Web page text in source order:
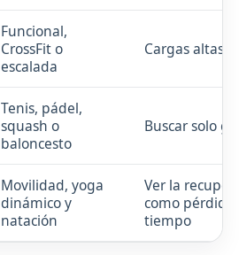
Funcional,
CrossFit o
escalada
Cargas altas
Tenis, pádel,
squash o
baloncesto
Buscar solo
Movilidad, yoga
dinámico y
natación
Ver la
como pérdida
tiempo